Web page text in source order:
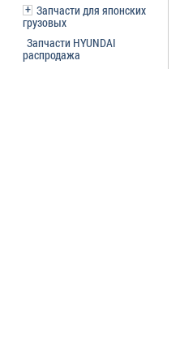
Запчасти для японских
грузовых
Запчасти HYUNDAI
распродажа